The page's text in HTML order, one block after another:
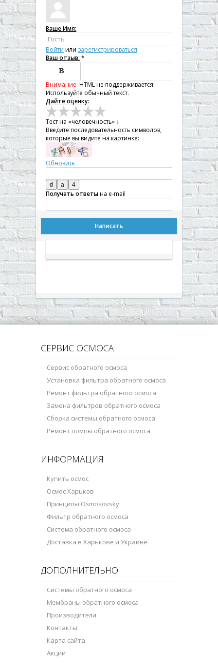
Ваше Имя:
Войти или зарегистрироваться
Ваш отзыв: *





 

[BBCODE]
Внимание: HTML не поддерживается!
Используйте обычный текст.
Дайте оценку:
Тест на «человечность» ↓
Введите последовательность символов,
которые вы видите на картинке:
Обновить
Получать ответына e-mail
Написать
СЕРВИС ОСМОСА
Сервис обратного осмоса
Установка фильтра обратного осмоса
Ремонт фильтра обратного осмоса
Замена фильтров обратного осмоса
Сборка системы обратного осмоса
Ремонт помпы обратного осмоса
ИНФОРМАЦИЯ
Купить осмос
Осмос Харьков
Принципы Osmosovsky
Фильтр обратного осмоса
Система обратного осмоса
Доставка в Харькове и Украине
ДОПОЛНИТЕЛЬНО
Системы обратного осмоса
Мембраны обратного осмоса
Производители
Контакты
Карта сайта
Акции